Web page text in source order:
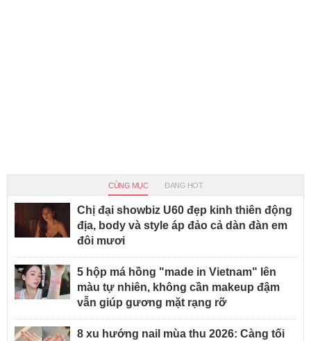
CÙNG MỤC ĐANG HOT
Chị đại showbiz U60 đẹp kinh thiên động
địa, body và style áp đảo cả dàn đàn em
đôi mươi
5 hộp má hồng "made in Vietnam" lên
màu tự nhiên, không cần makeup đậm
vẫn giúp gương mặt rạng rỡ
8 xu hướng nail mùa thu 2026: Càng tối